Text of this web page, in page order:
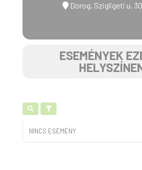
Dorog, Szigligeti u.
ESEMÉNYEK
NINCS ESEMÉNY